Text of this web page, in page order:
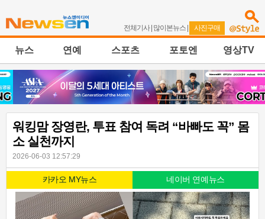
전체기사| 많이본뉴스 | 사진구매
뉴스 연예 스포츠 포토엔 영상TV
워킹맘 장영란, 투표 참여 독려 “바빠도 꼭” 몸
소 실천까지
2026-06-03 12:57:29
카카오 MY뉴스 네이버 연예뉴스